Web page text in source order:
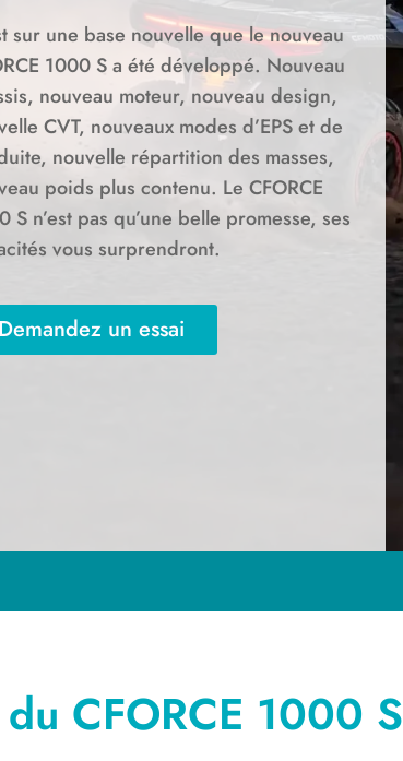
sur une base nouvelle que le nouveau
1000 S a été développé. Nouveau
nouveau moteur, nouveau design,
CVT, nouveaux modes d’EPS et de
nouvelle répartition des masses,
poids plus contenu. Le CFORCE
S n’est pas qu’une belle promesse, ses
vous surprendront.
Demandez un essai
CFORCE 1000 S